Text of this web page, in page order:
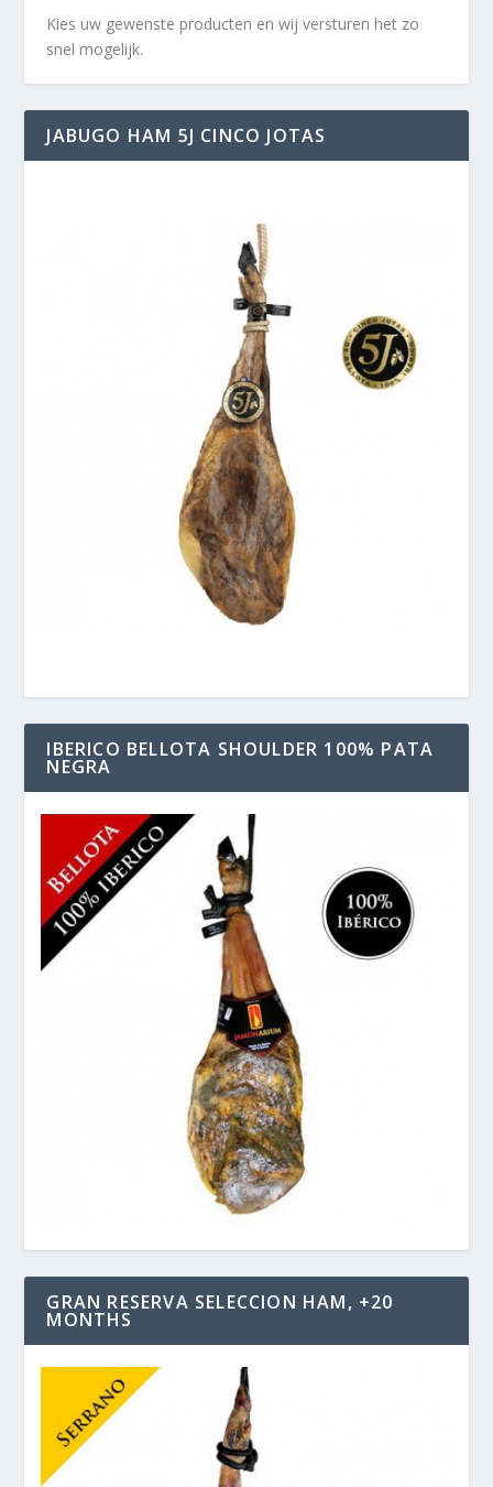
Kies uw gewenste producten en wij versturen het zo
snel mogelijk.
JABUGO HAM 5J CINCO JOTAS
IBERICO BELLOTA SHOULDER 100% PATA
NEGRA
GRAN RESERVA SELECCION HAM, +20
MONTHS